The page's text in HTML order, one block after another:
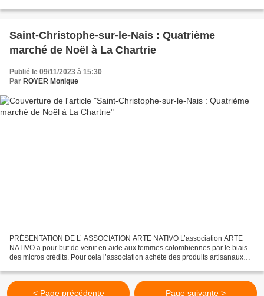
Saint-Christophe-sur-le-Nais : Quatrième
marché de Noël à La Chartrie
Publié le 09/11/2023 à 15:30
Par ROYER Monique
PRÉSENTATION DE L’ ASSOCIATION ARTE NATIVO L’association ARTE
NATIVO a pour but de venir en aide aux femmes colombiennes par le biais
des micros crédits. Pour cela l’association achète des produits artisanaux
< Page précédente Page suivante >